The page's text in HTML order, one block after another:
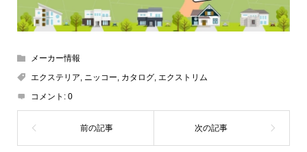
メーカー情報
エクステリア, ニッコー, カタログ, エクストリム
コメント: 0